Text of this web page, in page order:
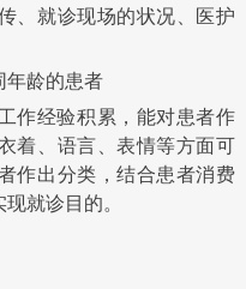
、就诊现场的状况、医护
龄的患者
经验积累，能对患者作
着、语言、表情等方面可
作出分类，结合患者消费
就诊目的。